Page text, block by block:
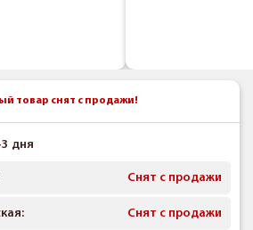
товар снят с продажи!
дня
Снят с продажи
Снят с продажи